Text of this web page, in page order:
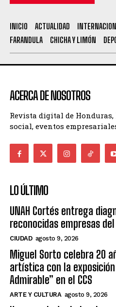
INICIO ACTUALIDAD
FARANDULA
CHICHA Y LIMÓN
ACERCA DE NOSOTROS
Revista digital de
social, eventos
LO ÚLTIMO
UNAH Cortés entrega
reconocidas empresas
CIUDAD agosto 9, 2026
Miguel Sorto celebra 20
artística con la exposición
Admirable” en el CCS
ARTE Y CULTURA agosto 9, 2026